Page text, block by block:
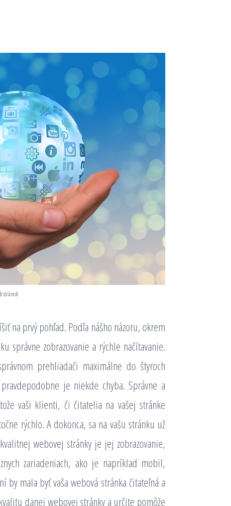
stránok
na prvý pohľad. Podľa nášho názoru, okrem
správne zobrazovanie a rýchle načítavanie.
prehliadači maximálne do štyroch
je niekde chyba. Správne a
vaši klienti, či čitatelia na vašej stránke
rýchlo. A dokonca, sa na vašu stránku už
webovej stránky je jej zobrazovanie,
zariadeniach, ako je napríklad mobil,
by mala byť vaša webová stránka čitateľná a
danej webovej stránky a určite pomôže